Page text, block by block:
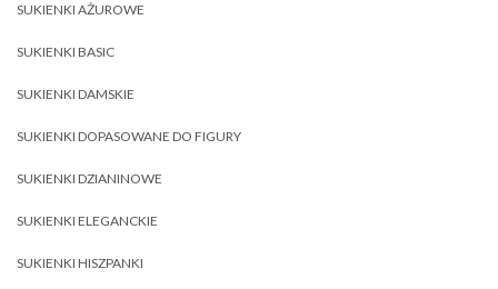
SUKIENKI AŻUROWE
SUKIENKI BASIC
SUKIENKI DAMSKIE
SUKIENKI DOPASOWANE DO FIGURY
SUKIENKI DZIANINOWE
SUKIENKI ELEGANCKIE
SUKIENKI HISZPANKI